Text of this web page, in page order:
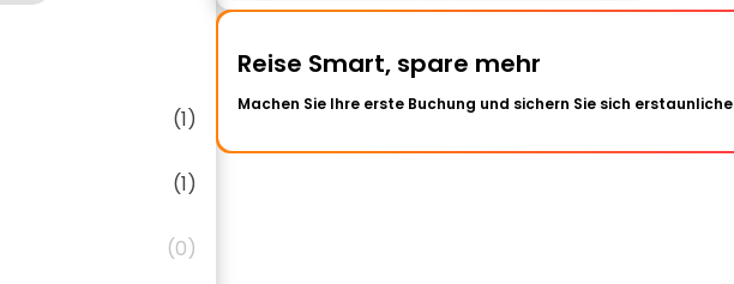
(1)
(1)
(0)
Reise Smart, spare mehr
Machen Sie Ihre erste Buchung und sichern Sie sich